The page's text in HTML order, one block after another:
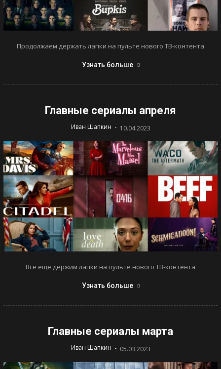
Продолжаем держать лапки на пульте нового ТВ-контента
Узнать больше
Главные сериалы апреля
Иван Шапкин - 10.04.2023
Все еще держим лапки на пульте нового ТВ-контента
Узнать больше
Главные сериалы марта
Иван Шапкин - 05.03.2023